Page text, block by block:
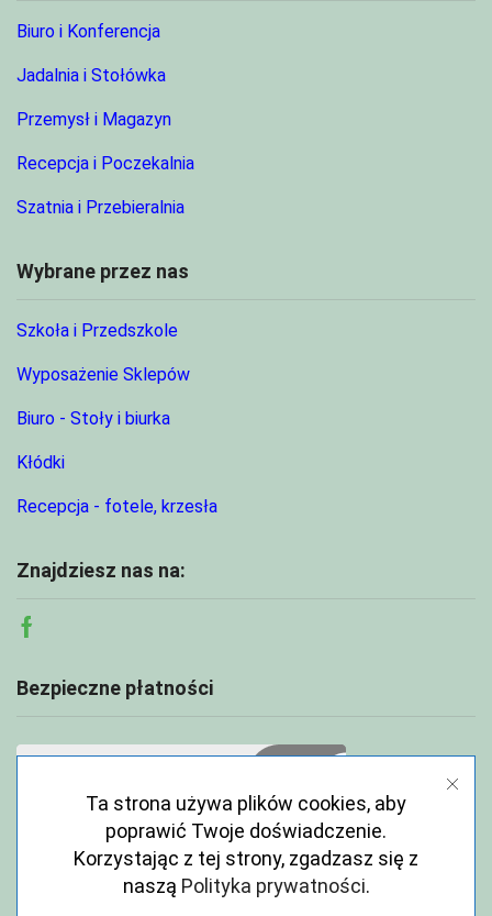
Biuro i Konferencja
Jadalnia i Stołówka
Przemysł i Magazyn
Recepcja i Poczekalnia
Szatnia i Przebieralnia
Wybrane przez nas
Szkoła i Przedszkole
Wyposażenie Sklepów
Biuro - Stoły i biurka
Kłódki
Recepcja - fotele, krzesła
Znajdziesz nas na:
Facebook
Bezpieczne płatności
Ta strona używa plików cookies, aby
poprawić Twoje doświadczenie.
Korzystając z tej strony, zgadzasz się z
naszą Polityka prywatności.